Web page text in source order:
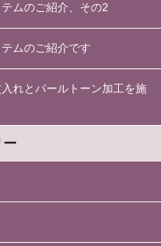
ムのご紹介、その2
ムのご紹介です
れとパールトーン加工を施
ー